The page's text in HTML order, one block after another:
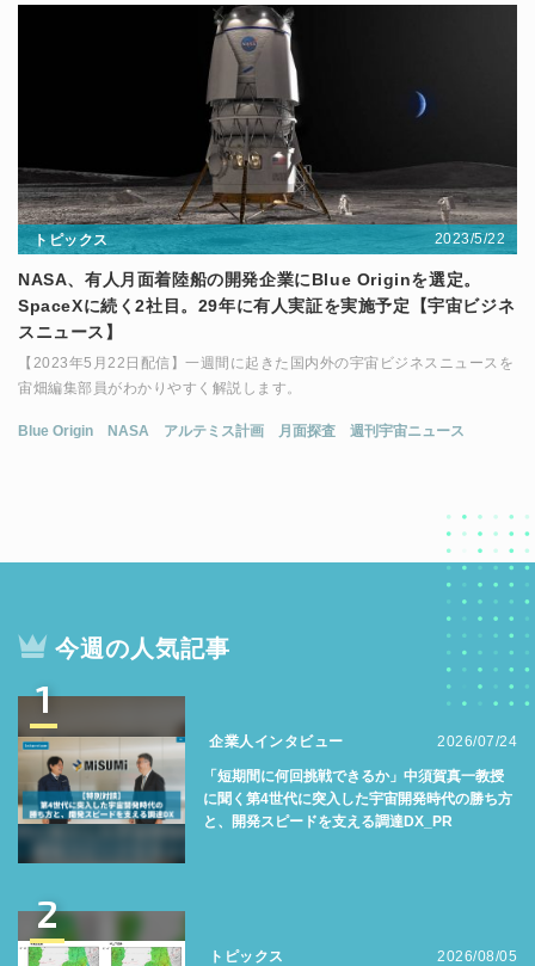
トピックス 2023/5/22
NASA、有人月面着陸船の開発企業にBlue Originを選定。
SpaceXに続く2社目。29年に有人実証を実施予定【宇宙ビジネ
スニュース】
【2023年5月22日配信】一週間に起きた国内外の宇宙ビジネスニュースを
宙畑編集部員がわかりやすく解説します。
Blue Origin NASA アルテミス計画 月面探査 週刊宇宙ニュース
今週の人気記事
1
企業人インタビュー 2026/07/24
「短期間に何回挑戦できるか」中須賀真一教授
に聞く第4世代に突入した宇宙開発時代の勝ち方
と、開発スピードを支える調達DX_PR
2
トピックス 2026/08/05